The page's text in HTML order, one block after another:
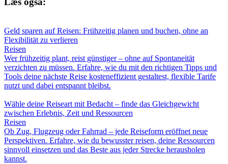
Geld sparen auf Reisen: Frühzeitig planen und buchen, ohne an
Flexibilität zu verlieren
Reisen
Wer frühzeitig plant, reist günstiger – ohne auf Spontaneität
verzichten zu müssen. Erfahre, wie du mit den richtigen Tipps und
Tools deine nächste Reise kosteneffizient gestaltest, flexible Tarife
nutzt und dabei entspannt bleibst.
Wähle deine Reiseart mit Bedacht – finde das Gleichgewicht
zwischen Erlebnis, Zeit und Ressourcen
Reisen
Ob Zug, Flugzeug oder Fahrrad – jede Reiseform eröffnet neue
Perspektiven. Erfahre, wie du bewusster reisen, deine Ressourcen
sinnvoll einsetzen und das Beste aus jeder Strecke herausholen
kannst.